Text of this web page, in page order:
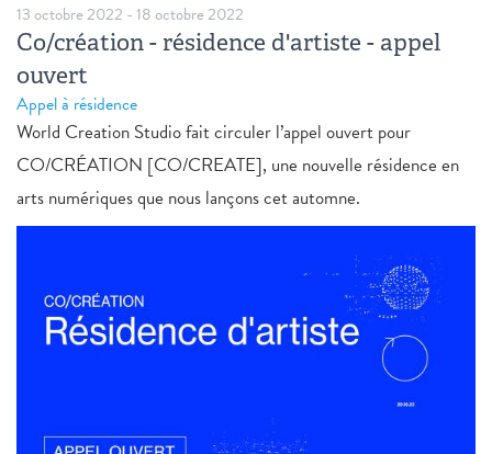
13 octobre 2022 -18 octobre 2022
Co/création - résidence d'artiste - appel
ouvert
Appel à résidence
World Creation Studio fait circuler l’appel ouvert pour
CO/CRÉATION [CO/CREATE], une nouvelle résidence en
arts numériques que nous lançons cet automne.